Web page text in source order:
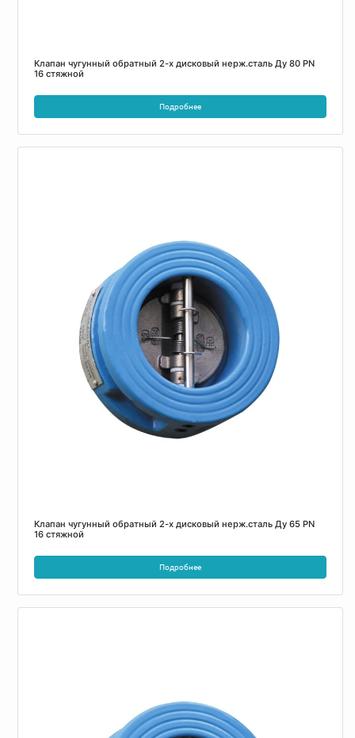
Клапан чугунный обратный 2-х дисковый нерж.сталь Ду 80 PN
16 стяжной
Подробнее
Клапан чугунный обратный 2-х дисковый нерж.сталь Ду 65 PN
16 стяжной
Подробнее